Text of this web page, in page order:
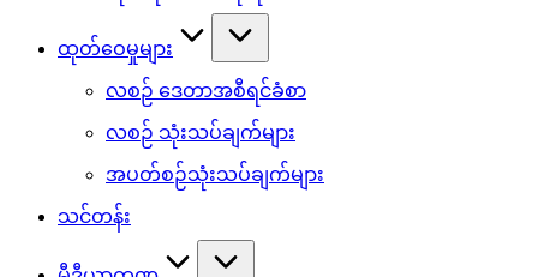
ထုတ်ဝေမှုများ
လစဉ် ဒေတာအစီရင်ခံစာ
လစဉ် သုံးသပ်ချက်များ
အပတ်စဉ်သုံးသပ်ချက်များ
သင်တန်း